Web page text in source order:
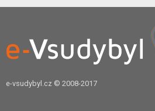
e-vsudybyl.cz © 2008-2017